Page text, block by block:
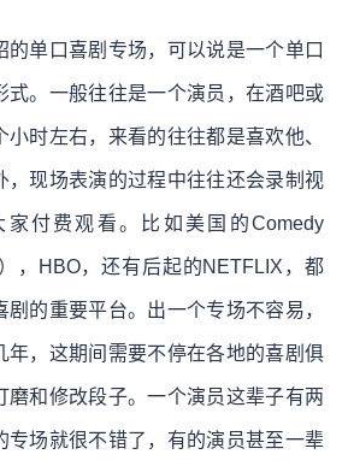
的单口喜剧专场，可以说是一个单口
式。一般往往是一个演员，在酒吧或
时左右，来看的往往都是喜欢他、
，现场表演的过程中往往还会录制视
付费观看。比如美国的Comedy
，HBO，还有后起的NETFLIX，都
的重要平台。出一个专场不容易，
年，这期间需要不停在各地的喜剧俱
磨和修改段子。一个演员这辈子有两
专场就很不错了，有的演员甚至一辈